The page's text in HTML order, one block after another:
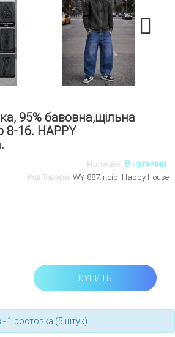
95% бавовна,щільна
8-16. HAPPY
Наличие: В наличии
Код Товара: WY-887.т.сірі.Happy House
КУПИТЬ
1 ростовка (5 штук)